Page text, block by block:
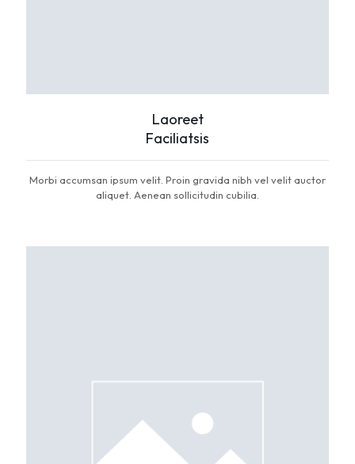
Laoreet
Faciliatsis
Morbi accumsan ipsum velit. Proin gravida nibh vel velit auctor
aliquet. Aenean sollicitudin cubilia.